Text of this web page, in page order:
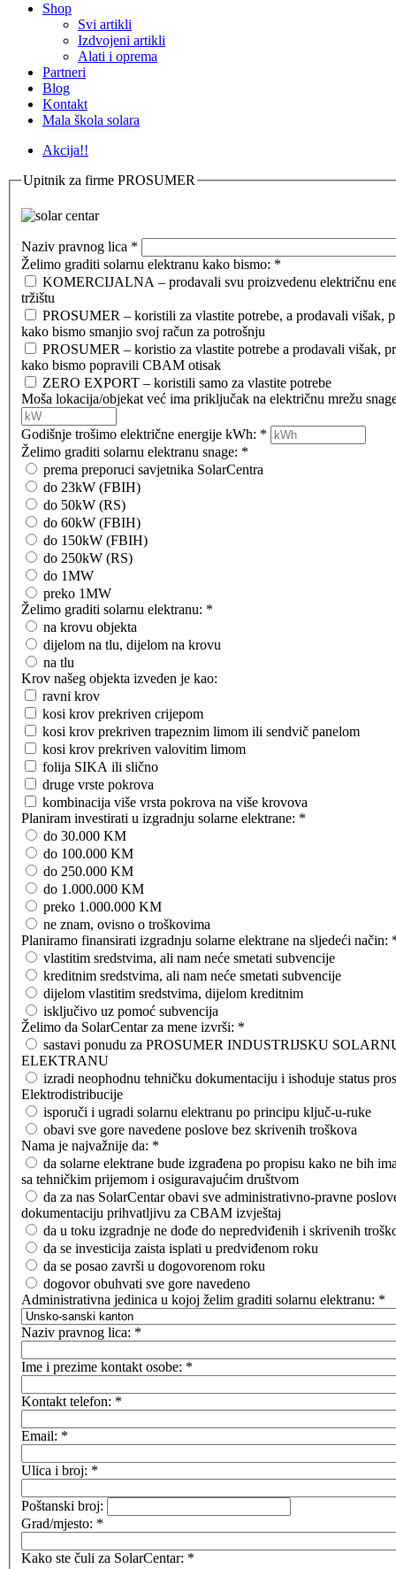
Shop
Svi artikli
Izdvojeni artikli
Alati i oprema
Partneri
Blog
Kontakt
Mala škola solara
Akcija!!
Upitnik za firme PROSUMER
Naziv pravnog lica *
Želimo graditi solarnu elektranu kako bismo: *
KOMERCIJALNA – prodavali svu proizvedenu električnu
tržištu
PROSUMER – koristili za vlastite potrebe, a prodavali višak,
kako bismo smanjio svoj račun za potrošnju
PROSUMER – koristio za vlastite potrebe a prodavali višak,
kako bismo popravili CBAM otisak
ZERO EXPORT – koristili samo za vlastite potrebe
Moša lokacija/objekat već ima priključak na električnu mrežu
Godišnje trošimo električne energije kWh: *
Želimo graditi solarnu elektranu snage: *
prema preporuci savjetnika SolarCentra
do 23kW (FBIH)
do 50kW (RS)
do 60kW (FBIH)
do 150kW (FBIH)
do 250kW (RS)
do 1MW
preko 1MW
Želimo graditi solarnu elektranu: *
na krovu objekta
dijelom na tlu, dijelom na krovu
na tlu
Krov našeg objekta izveden je kao:
ravni krov
kosi krov prekriven crijepom
kosi krov prekriven trapeznim limom ili sendvič panelom
kosi krov prekriven valovitim limom
folija SIKA ili slično
druge vrste pokrova
kombinacija više vrsta pokrova na više krovova
Planiram investirati u izgradnju solarne elektrane: *
do 30.000 KM
do 100.000 KM
do 250.000 KM
do 1.000.000 KM
preko 1.000.000 KM
ne znam, ovisno o troškovima
Planiramo finansirati izgradnju solarne elektrane na sljedeći način:
vlastitim sredstvima, ali nam neće smetati subvencije
kreditnim sredstvima, ali nam neće smetati subvencije
dijelom vlastitim sredstvima, dijelom kreditnim
isključivo uz pomoć subvencija
Želimo da SolarCentar za mene izvrši: *
sastavi ponudu za PROSUMER INDUSTRIJSKU
ELEKTRANU
izradi neophodnu tehničku dokumentaciju i ishoduje status
Elektrodistribucije
isporuči i ugradi solarnu elektranu po principu ključ-u-ruke
obavi sve gore navedene poslove bez skrivenih troškova
Nama je najvažnije da: *
da solarne elektrane bude izgrađena po propisu kako ne bih
sa tehničkim prijemom i osiguravajućim društvom
da za nas SolarCentar obavi sve administrativno-pravne
dokumentaciju prihvatljivu za CBAM izvještaj
da u toku izgradnje ne dođe do nepredviđenih i skrivenih
da se investicija zaista isplati u predviđenom roku
da se posao završi u dogovorenom roku
dogovor obuhvati sve gore navedeno
Administrativna jedinica u kojoj želim graditi solarnu elektranu: *
Naziv pravnog lica: *
Ime i prezime kontakt osobe: *
Kontakt telefon: *
Email: *
Ulica i broj: *
Poštanski broj:
Grad/mjesto: *
Kako ste čuli za SolarCentar: *